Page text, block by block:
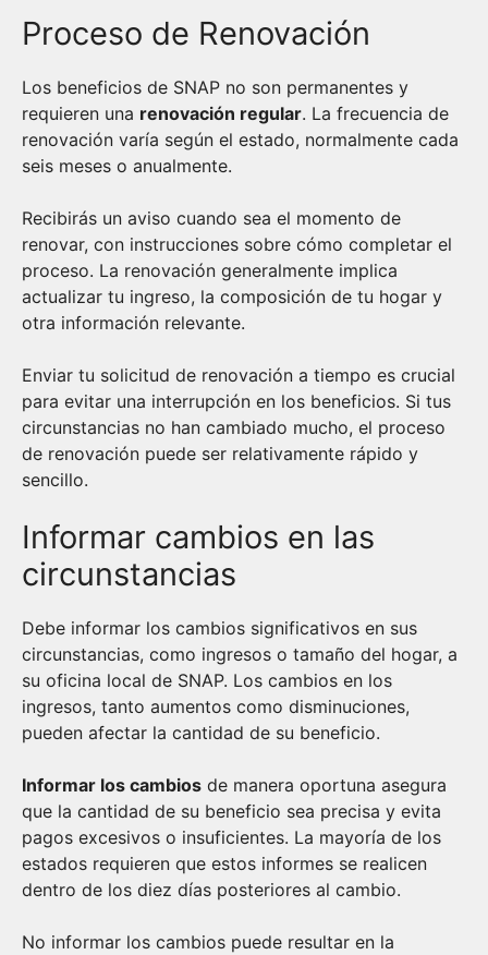
Proceso de Renovación
Los beneficios de SNAP no son permanentes y
requieren una renovación regular. La frecuencia de
renovación varía según el estado, normalmente cada
seis meses o anualmente.
Recibirás un aviso cuando sea el momento de
renovar, con instrucciones sobre cómo completar el
proceso. La renovación generalmente implica
actualizar tu ingreso, la composición de tu hogar y
otra información relevante.
Enviar tu solicitud de renovación a tiempo es crucial
para evitar una interrupción en los beneficios. Si tus
circunstancias no han cambiado mucho, el proceso
de renovación puede ser relativamente rápido y
sencillo.
Informar cambios en las
circunstancias
Debe informar los cambios significativos en sus
circunstancias, como ingresos o tamaño del hogar, a
su oficina local de SNAP. Los cambios en los
ingresos, tanto aumentos como disminuciones,
pueden afectar la cantidad de su beneficio.
Informar los cambios de manera oportuna asegura
que la cantidad de su beneficio sea precisa y evita
pagos excesivos o insuficientes. La mayoría de los
estados requieren que estos informes se realicen
dentro de los diez días posteriores al cambio.
No informar los cambios puede resultar en la